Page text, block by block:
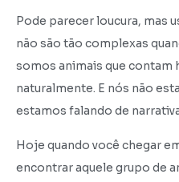
Pode parecer loucura, mas
não são tão complexas
somos animais que contam
naturalmente. E nós não
estamos falando de
Hoje quando você chegar
encontrar aquele grupo de